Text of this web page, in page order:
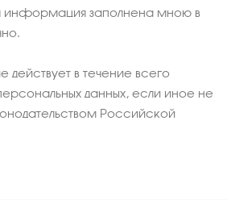
информация заполнена мною в
действует в течение всего
данных, если иное не
Российской